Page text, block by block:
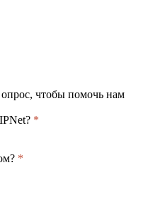
чтобы помочь нам
*
*